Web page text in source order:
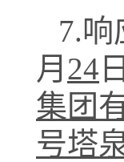
7.
月 24 日
集团
号塔